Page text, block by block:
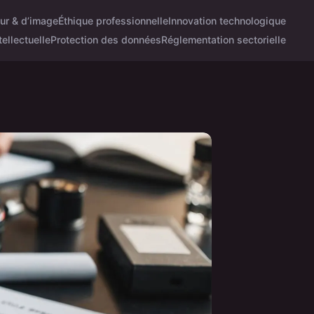
& d’imageÉthique professionnelleInnovation technologique
Protection des donnéesRéglementation sectorielle